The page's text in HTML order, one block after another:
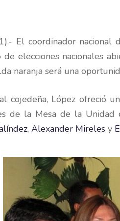
El coordinador nacional
elecciones nacionales
naranja será una
cojedeña, López ofreció
de la Mesa de la
, Alexander Mireles y